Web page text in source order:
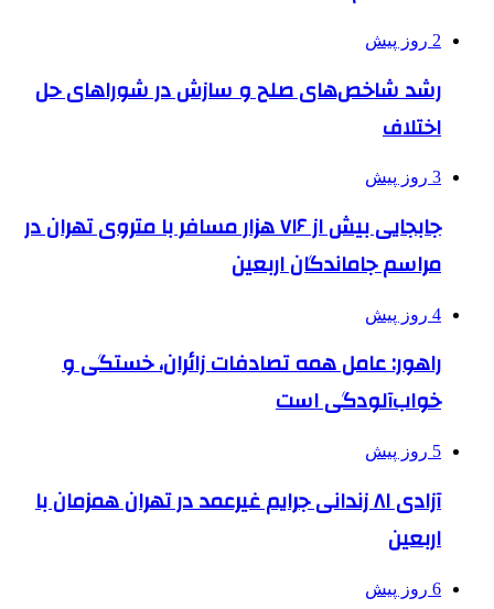
2 روز پیش
رشد شاخص‌های صلح و سازش در شوراهای حل
اختلاف
3 روز پیش
جابجایی بیش از ۷۱۶ هزار مسافر با متروی تهران در
مراسم جاماندگان اربعین
4 روز پیش
راهور: عامل همه تصادفات زائران، خستگی و
خواب‌آلودگی است
5 روز پیش
آزادی ۸۱ زندانی جرایم غیرعمد در تهران همزمان با
اربعین
6 روز پیش